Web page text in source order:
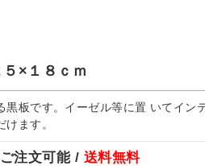
×１８ｃｍ
黒板です。イーゼル等に置 いてイン
けます。
注文可能 / 送料無料